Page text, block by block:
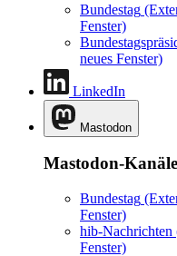
Bundestag
Fenster)
neues Fenster)
LinkedIn
Mastodon
Mastodon-Kanäle
Bundestag
Fenster)
hib-Nachrichten
Fenster)